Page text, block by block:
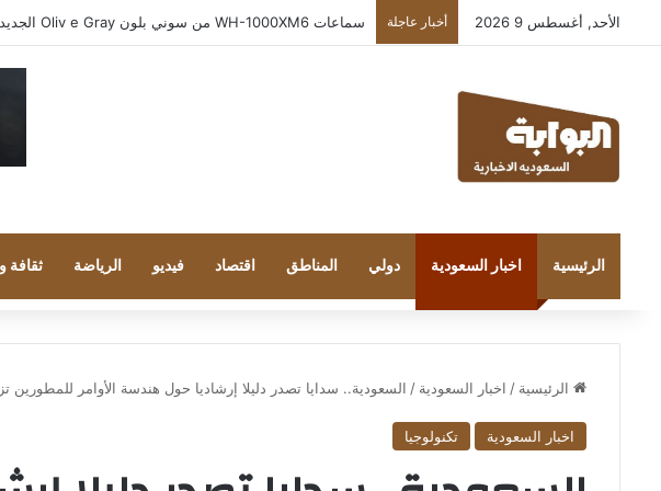
الأحد, أغسطس 9 2026 أخبار عاجلة سماعات WH-1000XM6 من سوني بلون Oliv e Gray الجديد تضفي لمسة من الأناقة والرقي
الرئيسية اخبار السعودية دولي المناطق اقتصاد فيديو الرياضة ثقافة
الرئيسية / اخبار السعودية / السعودية.. سدايا تصدر دليلا إرشاديا حول هندسة الأوامر للمطورين
اخبار السعودية تكنولوجيا